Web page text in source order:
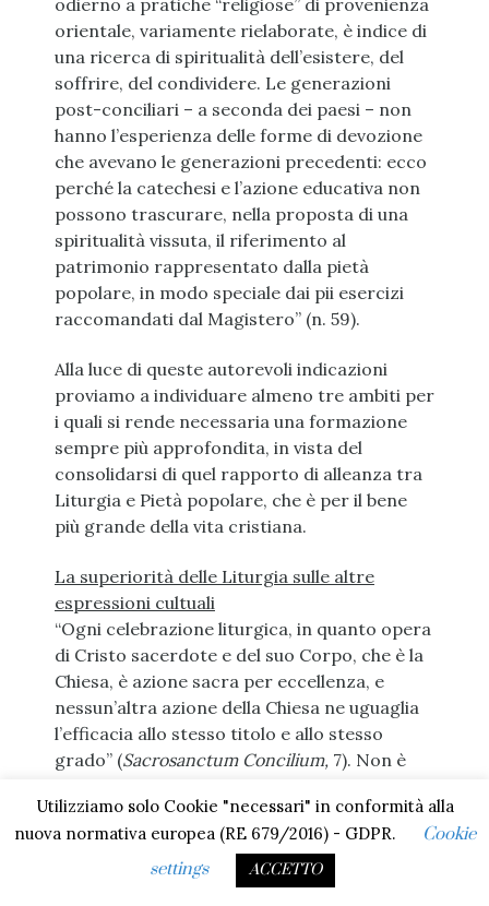
odierno a pratiche “religiose” di provenienza
orientale, variamente rielaborate, è indice di
una ricerca di spiritualità dell’esistere, del
soffrire, del condividere. Le generazioni
post-conciliari – a seconda dei paesi – non
hanno l’esperienza delle forme di devozione
che avevano le generazioni precedenti: ecco
perché la catechesi e l’azione educativa non
possono trascurare, nella proposta di una
spiritualità vissuta, il riferimento al
patrimonio rappresentato dalla pietà
popolare, in modo speciale dai pii esercizi
raccomandati dal Magistero” (n. 59).
Alla luce di queste autorevoli indicazioni
proviamo a individuare almeno tre ambiti per
i quali si rende necessaria una formazione
sempre più approfondita, in vista del
consolidarsi di quel rapporto di alleanza tra
Liturgia e Pietà popolare, che è per il bene
più grande della vita cristiana.
La superiorità delle Liturgia sulle altre
espressioni cultuali
“Ogni celebrazione liturgica, in quanto opera
di Cristo sacerdote e del suo Corpo, che è la
Chiesa, è azione sacra per eccellenza, e
nessun’altra azione della Chiesa ne uguaglia
l’efficacia allo stesso titolo e allo stesso
grado” (Sacrosanctum Concilium, 7). Non è
se davvero si vuole realizzare un rapporto
armonico e fecondo tra Liturgia e Pietà
popolare. Nel momento in cui si afferma la
legittimità e la ricchezza delle forme
Utilizziamo solo Cookie "necessari" in conformità alla
nuova normativa europea (RE 679/2016) - GDPR.
Cookie
settings
ACCETTO